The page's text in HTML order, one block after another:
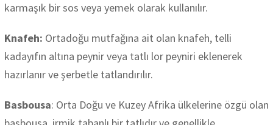
karmaşık bir sos veya yemek olarak kullanılır.
Knafeh: Ortadoğu mutfağına ait olan knafeh, telli
kadayıfın altına peynir veya tatlı lor peyniri eklenerek
hazırlanır ve şerbetle tatlandırılır.
Basbousa: Orta Doğu ve Kuzey Afrika ülkelerine özgü olan